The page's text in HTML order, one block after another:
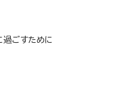
過ごすために